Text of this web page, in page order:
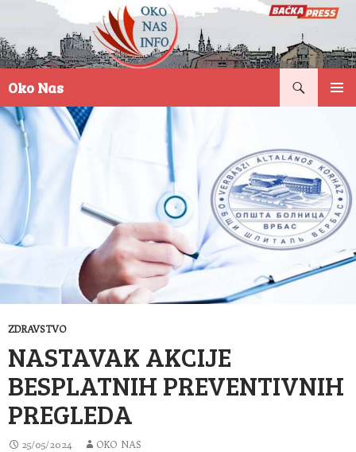
Oko Nas
NA
SADRŽAJ
ZDRAVSTVO
NASTAVAK AKCIJE
BESPLATNIH PREVENTIVNIH
PREGLEDA
25/05/2024 OKO NAS